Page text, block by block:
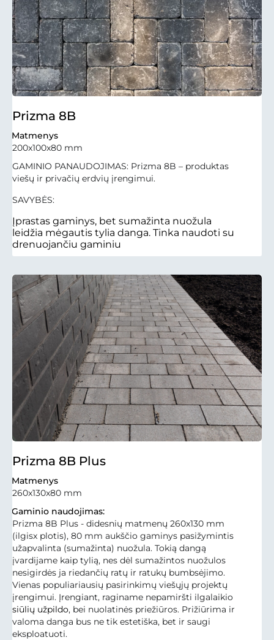
Prizma 8B
Matmenys
200x100x80 mm
GAMINIO PANAUDOJIMAS: Prizma 8B – produktas
viešų ir privačių erdvių įrengimui.
SAVYBĖS:
Įprastas gaminys, bet sumažinta nuožula
leidžia mėgautis tylia danga. Tinka naudoti su
drenuojančiu gaminiu
Prizma 8B Plus
Matmenys
260x130x80 mm
Gaminio naudojimas:
Prizma 8B Plus - didesnių matmenų 260x130 mm
(ilgisx plotis), 80 mm aukščio gaminys pasižymintis
užapvalinta (sumažinta) nuožula. Tokią dangą
įvardijame kaip tylią, nes dėl sumažintos nuožulos
nesigirdės ja riedančių ratų ir ratukų bumbsėjimo.
Vienas populiariausių pasirinkimų viešųjų projektų
įrengimui. Įrengiant, raginame nepamiršti ilgalaikio
siūlių užpildo, bei nuolatinės priežiūros. Prižiūrima ir
valoma danga bus ne tik estetiška, bet ir saugi
eksploatuoti.